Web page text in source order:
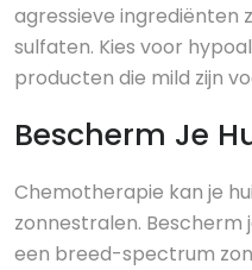
agressieve ingrediënten
sulfaten. Kies voor
producten die mild zijn
Bescherm Je
Chemotherapie kan je
zonnestralen.
een breed-spectrum